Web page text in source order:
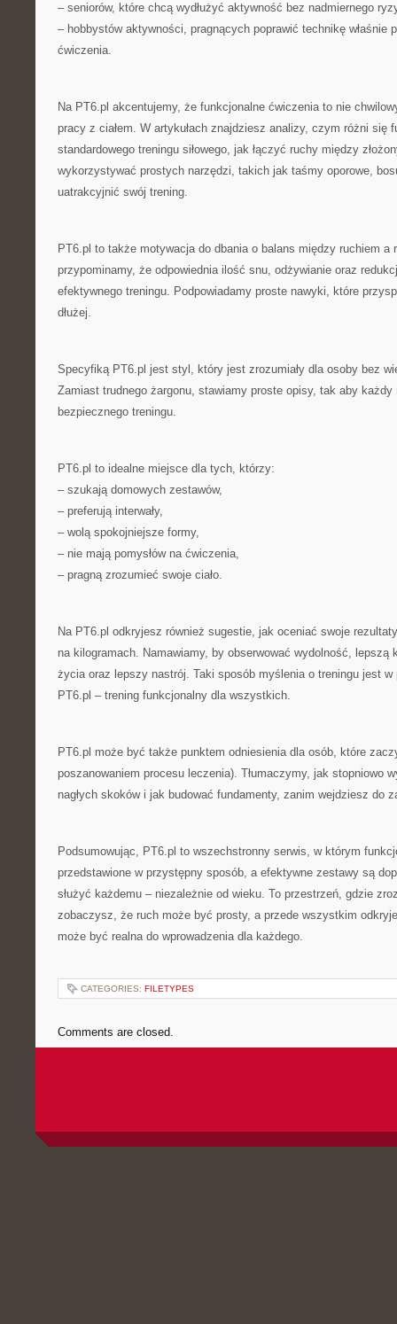
– seniorów, które chcą wydłużyć aktywność bez nadmiernego
– hobbystów aktywności, pragnących poprawić technikę właśnie
ćwiczenia.
Na PT6.pl akcentujemy, że funkcjonalne ćwiczenia to nie
pracy z ciałem. W artykułach znajdziesz analizy, czym różni się
standardowego treningu siłowego, jak łączyć ruchy między
wykorzystywać prostych narzędzi, takich jak taśmy oporowe,
uatrakcyjnić swój trening.
PT6.pl to także motywacja do dbania o balans między ruchiem a
przypominamy, że odpowiednia ilość snu, odżywianie oraz
efektywnego treningu. Podpowiadamy proste nawyki, które
dłużej.
Specyfiką PT6.pl jest styl, który jest zrozumiały dla osoby bez
Zamiast trudnego żargonu, stawiamy proste opisy, tak aby każdy
bezpiecznego treningu.
PT6.pl to idealne miejsce dla tych, którzy:
– szukają domowych zestawów,
– preferują interwały,
– wolą spokojniejsze formy,
– nie mają pomysłów na ćwiczenia,
– pragną zrozumieć swoje ciało.
Na PT6.pl odkryjesz również sugestie, jak oceniać swoje
na kilogramach. Namawiamy, by obserwować wydolność, lepszą
życia oraz lepszy nastrój. Taki sposób myślenia o treningu jest w
PT6.pl – trening funkcjonalny dla wszystkich.
PT6.pl może być także punktem odniesienia dla osób, które
poszanowaniem procesu leczenia). Tłumaczymy, jak stopniowo
nagłych skoków i jak budować fundamenty, zanim wejdziesz do
Podsumowując, PT6.pl to wszechstronny serwis, w którym
przedstawione w przystępny sposób, a efektywne zestawy są
służyć każdemu – niezależnie od wieku. To przestrzeń, gdzie
zobaczysz, że ruch może być prosty, a przede wszystkim
może być realna do wprowadzenia dla każdego.
CATEGORIES: FILETYPES
Comments are closed.